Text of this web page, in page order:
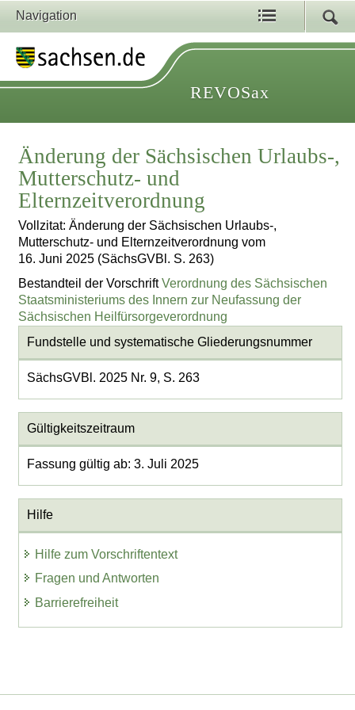
Navigation
REVOSax
Änderung der Sächsischen Urlaubs-,
Mutterschutz- und
Elternzeitverordnung
Vollzitat: Änderung der Sächsischen Urlaubs-,
Mutterschutz- und Elternzeitverordnung vom
16. Juni 2025 (SächsGVBl. S. 263)
Bestandteil der VorschriftVerordnung des Sächsischen
Staatsministeriums des Innern zur Neufassung der
Sächsischen Heilfürsorgeverordnung
Fundstelle und systematische Gliederungsnummer
SächsGVBl. 2025 Nr. 9, S. 263
Gültigkeitszeitraum
Fassung gültig ab: 3. Juli 2025
Hilfe
Hilfe zum Vorschriftentext
Fragen und Antworten
Barrierefreiheit